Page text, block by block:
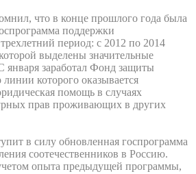
что в конце прошлого года была
поддержки
период: с 2012 по 2014
выделены значительные
января заработал Фонд защиты
которого оказывается
помощь в случаях
прав проживающих в других
в силу обновленная госпрограмма
соотечественников в Россию.
опыта предыдущей программы,